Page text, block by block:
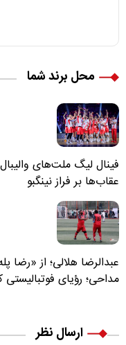
محل برند شما
فینال لیگ ملت‌های
عقاب‌ها بر فراز نینگبو
عبدالرضا هلالی؛ از «رضا
مداحی؛ رؤیای فوتبالیستی
ارسال نظر